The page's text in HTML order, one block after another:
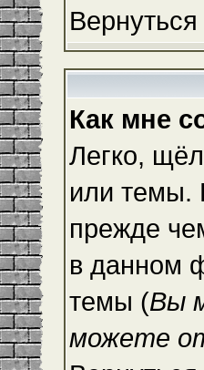
Как мне
Легко,
или темы.
прежде
в данном
темы (Вы
можете